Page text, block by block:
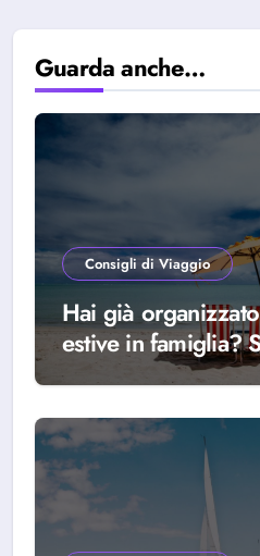
Guarda anche…
Consigli di Viaggio
Hai già
estive in famiglia?
scegliere Alba